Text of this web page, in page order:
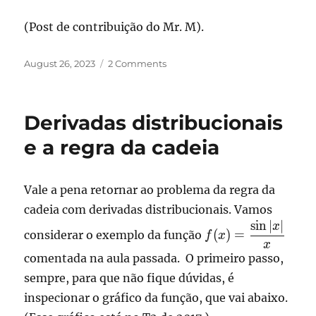
\int_{-4}^\infty \delta
\frac{f'(\sqrt{y +4})}
{2(y+4)} -
\right) dy = -
\frac{f'(2)}{16} +
\frac{f(2)}{32}
(Post de contribuição do Mr. M).
Posted
August 26, 2023 2 Commentson
Derivadas distribucionais
e a regra da cadeia
Vale a pena retornar ao problema da regra da
cadeia com derivadas distribucionais. Vamos
considerar o exemplo da função \displaystyle
f(x)
=\frac{\sin
|x|}{x}
f(x) =
x
sin ∣x
comentada na aula passada. O primeiro passo,
sempre, para que não fique dúvidas, é
inspecionar o gráfico da função, que vai abaixo.